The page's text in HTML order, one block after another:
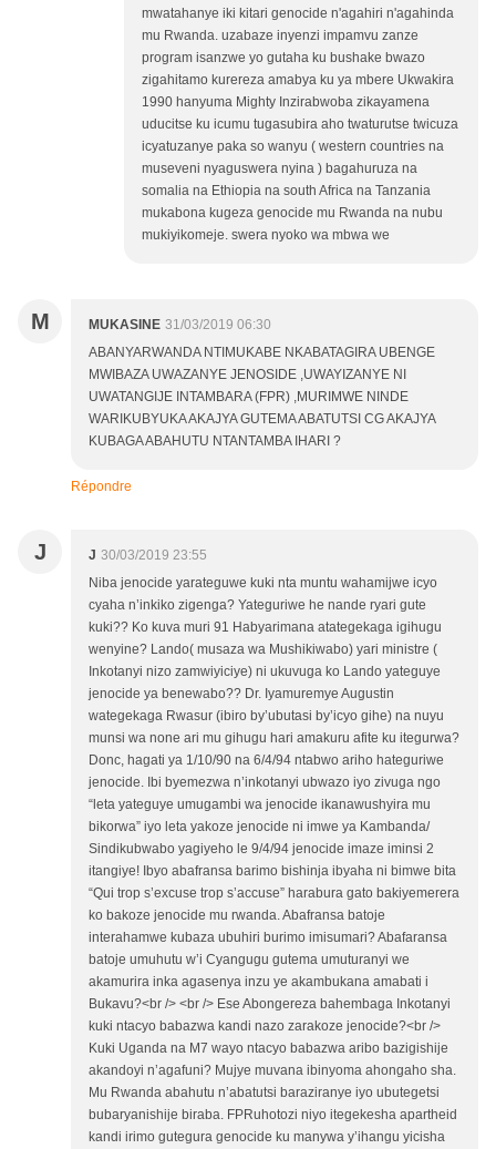
mwatahanye iki kitari genocide n'agahiri n'agahinda
mu Rwanda. uzabaze inyenzi impamvu zanze
program isanzwe yo gutaha ku bushake bwazo
zigahitamo kurereza amabya ku ya mbere Ukwakira
1990 hanyuma Mighty Inzirabwoba zikayamena
uducitse ku icumu tugasubira aho twaturutse twicuza
icyatuzanye paka so wanyu ( western countries na
museveni nyaguswera nyina ) bagahuruza na
somalia na Ethiopia na south Africa na Tanzania
mukabona kugeza genocide mu Rwanda na nubu
mukiyikomeje. swera nyoko wa mbwa we
M MUKASINE 31/03/2019 06:30
ABANYARWANDA NTIMUKABE NKABATAGIRA UBENGE
MWIBAZA UWAZANYE JENOSIDE ,UWAYIZANYE NI
UWATANGIJE INTAMBARA (FPR) ,MURIMWE NINDE
WARIKUBYUKA AKAJYA GUTEMA ABATUTSI CG AKAJYA
KUBAGA ABAHUTU NTANTAMBA IHARI ?
Répondre
J J 30/03/2019 23:55
Niba jenocide yarateguwe kuki nta muntu wahamijwe icyo
cyaha n’inkiko zigenga? Yateguriwe he nande ryari gute
kuki?? Ko kuva muri 91 Habyarimana atategekaga igihugu
wenyine? Lando( musaza wa Mushikiwabo) yari ministre (
Inkotanyi nizo zamwiyiciye) ni ukuvuga ko Lando yateguye
jenocide ya benewabo?? Dr. Iyamuremye Augustin
wategekaga Rwasur (ibiro by’ubutasi by’icyo gihe) na nuyu
munsi wa none ari mu gihugu hari amakuru afite ku itegurwa?
Donc, hagati ya 1/10/90 na 6/4/94 ntabwo ariho hateguriwe
jenocide. Ibi byemezwa n’inkotanyi ubwazo iyo zivuga ngo
“leta yateguye umugambi wa jenocide ikanawushyira mu
bikorwa” iyo leta yakoze jenocide ni imwe ya Kambanda/
Sindikubwabo yagiyeho le 9/4/94 jenocide imaze iminsi 2
itangiye! Ibyo abafransa barimo bishinja ibyaha ni bimwe bita
“Qui trop s’excuse trop s’accuse” harabura gato bakiyemerera
ko bakoze jenocide mu rwanda. Abafransa batoje
interahamwe kubaza ubuhiri burimo imisumari? Abafaransa
batoje umuhutu w’i Cyangugu gutema umuturanyi we
akamurira inka agasenya inzu ye akambukana amabati i
Bukavu?<br /> <br /> Ese Abongereza bahembaga Inkotanyi
kuki ntacyo babazwa kandi nazo zarakoze jenocide?<br />
Kuki Uganda na M7 wayo ntacyo babazwa aribo bazigishije
akandoyi n’agafuni? Mujye muvana ibinyoma ahongaho sha.
Mu Rwanda abahutu n’abatutsi baraziranye iyo ubutegetsi
bubaryanishije biraba. FPRuhotozi niyo itegekesha apartheid
kandi irimo gutegura genocide ku manywa y’ihangu yicisha